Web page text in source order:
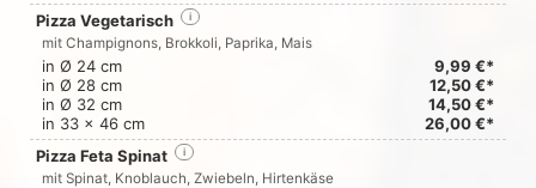
Pizza Vegetarisch
i
mit Champignons, Brokkoli, Paprika, Mais
in Ø 24 cm
9,99 €*
in Ø 28 cm
12,50 €*
in Ø 32 cm
14,50 €*
in 33 x 46 cm
26,00 €*
Pizza Feta Spinat
i
mit Spinat, Knoblauch, Zwiebeln, Hirtenkäse